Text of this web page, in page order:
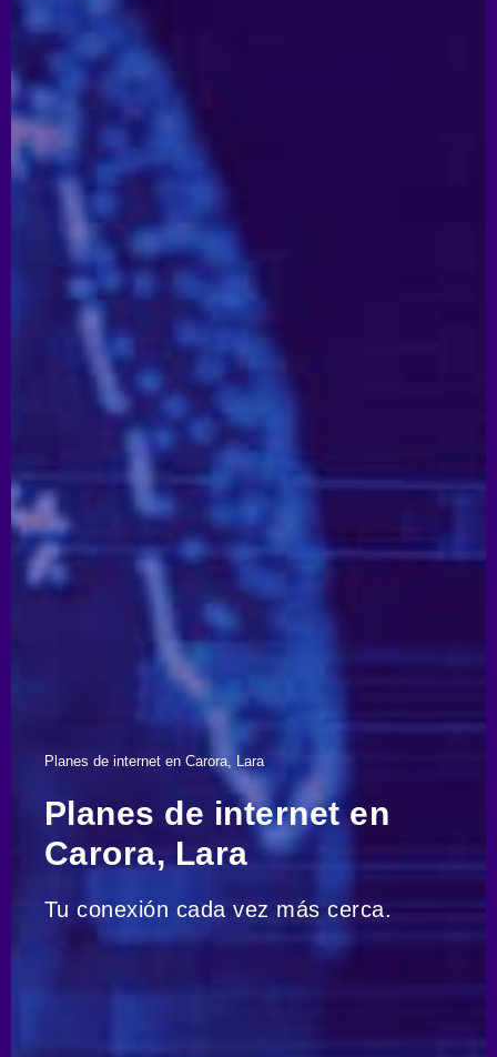
Planes de internet en Carora, Lara
Planes de internet en
Carora, Lara
Tu conexión cada vez más cerca.